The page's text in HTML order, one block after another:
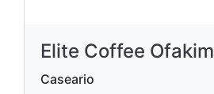
Elite Coffee Ofakim
Caseario